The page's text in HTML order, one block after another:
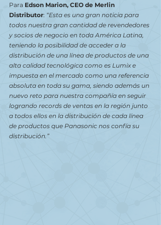
Para Edson Marion, CEO de Merlin
Distributor: “Esta es una gran noticia para
todos nuestra gran cantidad de revendedores
y socios de negocio en toda América Latina,
teniendo la posibilidad de acceder a la
distribución de una línea de productos de una
alta calidad tecnológica como es Lumix e
impuesta en el mercado como una referencia
absoluta en toda su gama, siendo además un
nuevo reto para nuestra compañía en seguir
logrando records de ventas en la región junto
a todos ellos en la distribución de cada línea
de productos que Panasonic nos confía su
distribución.”